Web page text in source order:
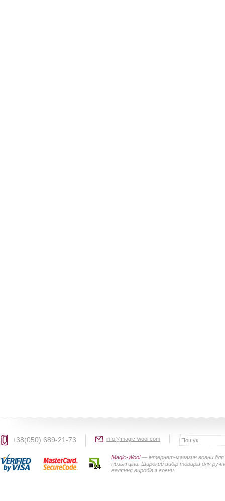
+38(050) 689-21-73 info@magic-wool.com
Magic-Wool— інтернет-магазин вовни
низькі ціни. Широкий вибір товарів для
валяння виробів з вовни.